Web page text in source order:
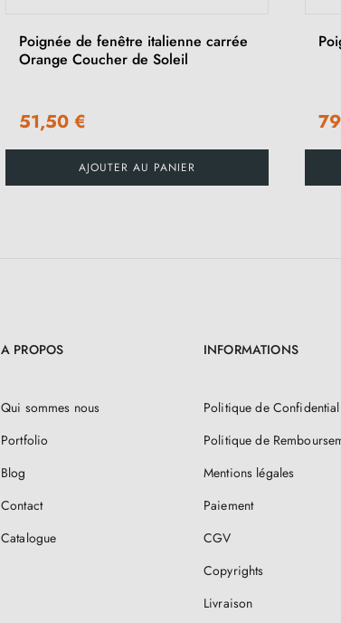
Poignée de fenêtre italienne carrée
Orange Coucher de Soleil
51,50 €
AJOUTER AU PANIER
A PROPOS
Qui sommes nous
Portfolio
Blog
Contact
Catalogue
INFORMATIONS
Politique de
Politique de
Mentions légales
Paiement
CGV
Copyrights
Livraison